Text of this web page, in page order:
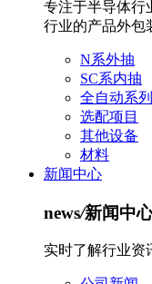
专注于半导体行
行业的产品外包
N系外抽
SC系内抽
全自动系列
选配项目
其他设备
材料
新闻中心
news/新闻中
实时了解行业资